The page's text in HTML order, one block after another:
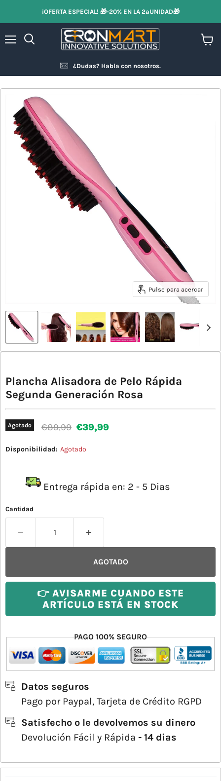
¡OFERTA ESPECIAL! 🎁-20% EN LA 2ªUNIDAD🎁
¿Dudas? Habla con nosotros.
carrito
Pulse para acercar
Plancha Alisadora de Pelo Rápida
Segunda Generación Rosa
Agotado Precio original
€89,99 Precio actual
€39,99
Disponibilidad: Agotado
Entrega rápida en: 2 - 5 Dias
Cantidad
AGOTADO
👉 AVISARME CUANDO ESTE
ARTÍCULO ESTÁ EN STOCK
PAGO 100% SEGURO
Datos seguros
Pago por Paypal, Tarjeta de Crédito RGPD
Satisfecho o le devolvemos su dinero
Devolución Fácil y Rápida - 14 dias